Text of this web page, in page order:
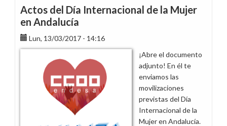
8
de
marzo:
Apoya
a
las
mujeres
en
su
Día
Internacional
Actos del Día Internacional de la Mujer
en Andalucía
Lun, 13/03/2017 - 14:16
¡Abre el documento
adjunto! En él te
enviamos las
movilizaciones
previstas del Día
Internacional de la
Mujer en Andalucía.